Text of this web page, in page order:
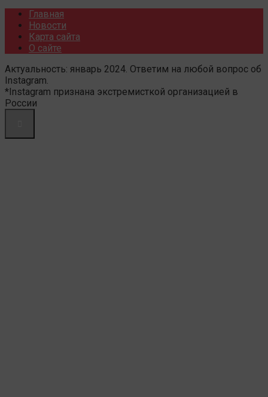
Главная
Новости
Карта сайта
О сайте
Актуальность: январь 2024. Ответим на любой вопрос об
Instagram.
*Instagram признана экстремисткой организацией в
России